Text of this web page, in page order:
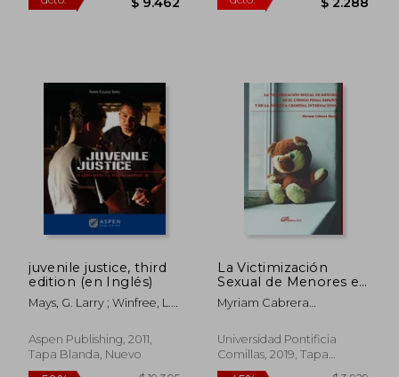
juvenile justice, third
edition (en Inglés)
Mays, G. Larry ; Winfree, L.
Aspen Publishing, 2011,
Tapa Blanda, Nuevo
La Victimización
Sexual de Menores en
el Código Penal
Español y en la
Internacional
Myriam Cabrera
Universidad Pontificia
Comillas, 2019, Tapa
Blanda, Nuevo